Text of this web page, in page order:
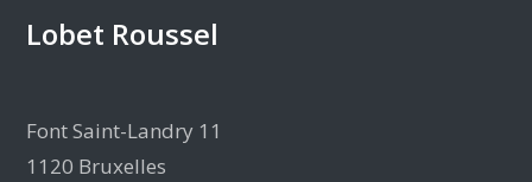
Lobet Roussel
Font Saint-Landry 11
1120 Bruxelles